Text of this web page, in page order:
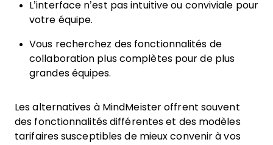
L’interface n’est pas intuitive ou conviviale pour
votre équipe.
Vous recherchez des fonctionnalités de
collaboration plus complètes pour de plus
grandes équipes.
Les alternatives à MindMeister offrent souvent
des fonctionnalités différentes et des modèles
tarifaires susceptibles de mieux convenir à vos